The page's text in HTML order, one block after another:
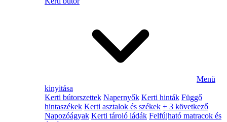
Menü
kinyitása
Kerti bútorszettek Napernyők Kerti hinták Függő
hintaszékek Kerti asztalok és székek + 3 következő
Napozóágyak Kerti tároló ládák Felfújható matracok és